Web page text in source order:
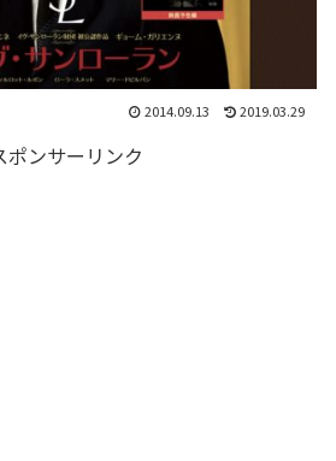
2014.09.13 2019.03.29
ポンサーリンク